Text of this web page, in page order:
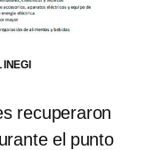
INEGI
recuperaron
el punto